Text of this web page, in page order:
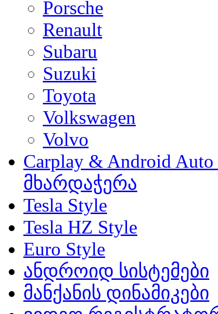
Porsche
Renault
Subaru
Suzuki
Toyota
Volkswagen
Volvo
Carplay & Android
მხარდაჭერა
Tesla Style
Tesla HZ Style
Euro Style
ანდროიდ სისტემები
მანქანის დინამიკები